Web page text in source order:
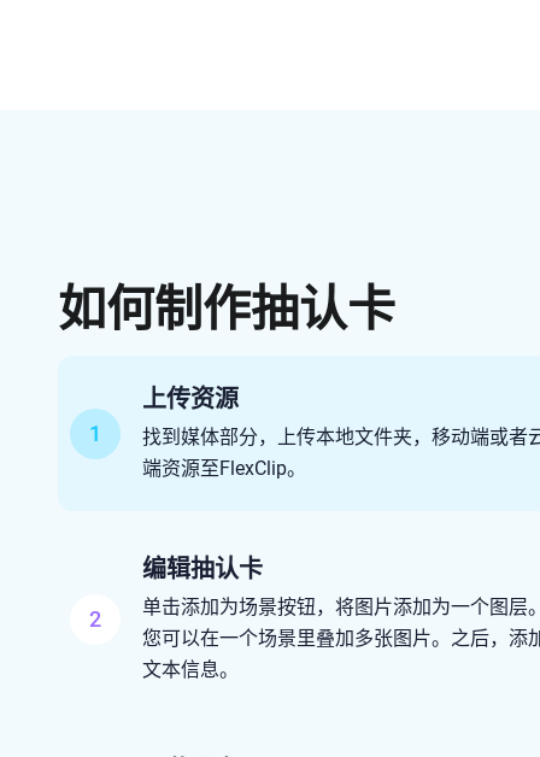
如何制作抽认卡
1
上传资源
找到媒体部分，上传本地文件夹，移动端或者
端资源至FlexClip。
2
编辑抽认卡
单击添加为场景按钮，将图片添加为一个图层
您可以在一个场景里叠加多张图片。之后，添
文本信息。